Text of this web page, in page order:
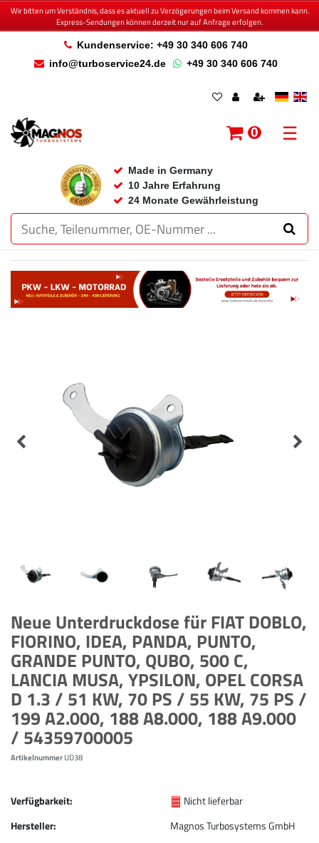
Wir bitten um Verständnis, dass es aktuell zu Verzögerungen beim Versand kommen kann.
Express-Sendungen können derzeit nur auf Anfrage erfolgen.
Kundenservice: +49 30 340 606 740
info@turboservice24.de
+49 30 340 606 740
Made in Germany
10 Jahre Erfahrung
24 Monate Gewährleistung
0 ☰
Neue Unterdruckdose für FIAT DOBLO,
FIORINO, IDEA, PANDA, PUNTO,
GRANDE PUNTO, QUBO, 500 C,
LANCIA MUSA, YPSILON, OPEL CORSA
D 1.3 / 51 KW, 70 PS / 55 KW, 75 PS /
199 A2.000, 188 A8.000, 188 A9.000
/ 54359700005
ArtikelnummerUD38
Verfügbarkeit:
Hersteller:
Nicht lieferbar
Magnos Turbosystems GmbH